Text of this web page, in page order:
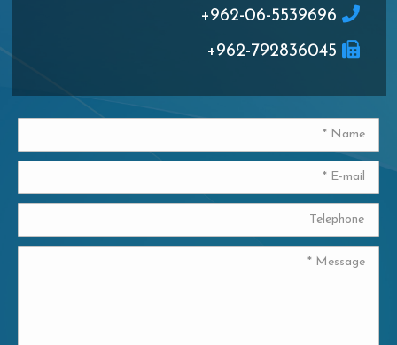
962-06-5539696+
962-792836045+
Name *
E-mail *
Telephone
Message *